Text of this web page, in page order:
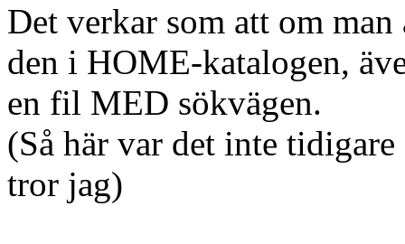
Det verkar som att om
den i HOME-katalogen,
en fil MED sökvägen.
(Så här var det inte
tror jag)